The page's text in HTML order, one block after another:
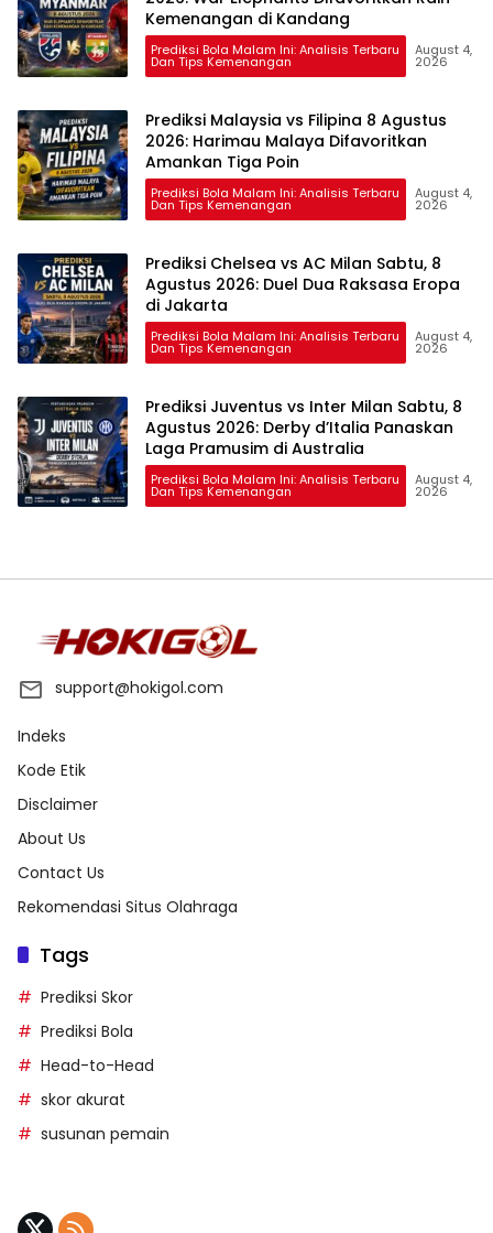
Kemenangan di Kandang
Prediksi Bola Malam Ini: Analisis Terbaru
Dan Tips Kemenangan
August 4,
2026
Prediksi Malaysia vs Filipina 8 Agustus
2026: Harimau Malaya Difavoritkan
Amankan Tiga Poin
Prediksi Bola Malam Ini: Analisis Terbaru
Dan Tips Kemenangan
August 4,
2026
Prediksi Chelsea vs AC Milan Sabtu, 8
Agustus 2026: Duel Dua Raksasa Eropa
di Jakarta
Prediksi Bola Malam Ini: Analisis Terbaru
Dan Tips Kemenangan
August 4,
2026
Prediksi Juventus vs Inter Milan Sabtu, 8
Agustus 2026: Derby d’Italia Panaskan
Laga Pramusim di Australia
Prediksi Bola Malam Ini: Analisis Terbaru
Dan Tips Kemenangan
August 4,
2026
support@hokigol.com
Indeks
Kode Etik
Disclaimer
About Us
Contact Us
Rekomendasi Situs Olahraga
Tags
Prediksi Skor
Prediksi Bola
Head-to-Head
skor akurat
susunan pemain